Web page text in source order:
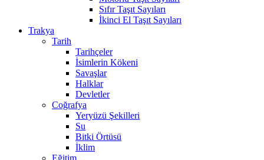
Sıfır Taşıt Sayıları
İkinci El Taşıt Sayıları
Trakya
Tarih
Tarihçeler
İsimlerin Kökeni
Savaşlar
Halklar
Devletler
Coğrafya
Yeryüzü Şekilleri
Su
Bitki Örtüsü
İklim
Eğitim